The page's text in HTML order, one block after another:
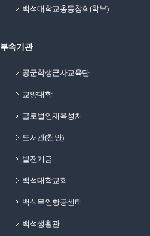
백석대학교총동창회(학부)
부속기관
공군학생군사교육단
교양대학
글로벌인재육성처
도서관(천안)
발전기금
백석대학교회
백석무인항공센터
백석생활관